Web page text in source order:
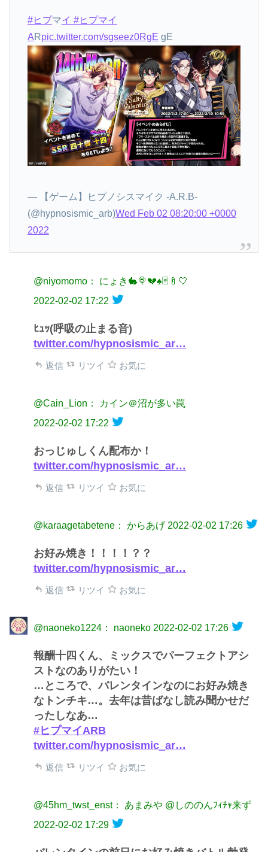
#ヒプマイ #ヒプマイ
ARpic.twitter.com/sgseez0RgE gE
— 【ゲーム】ヒプノシスマイク -A.R.B-
(@hypnosismic_arb)Wed Feb 02 08:20:00 +0000
2022
@niyomomo： にょき🐇🍭💔♠️🃏🍼🤍
2022-02-02 17:22
ﾋｭｯ(呼吸の止まる音)
twitter.com/hypnosismic_ar…
返信 リツイ お気に
@Cain_Lion： カイン＠沼が多い罠
2022-02-02 17:22
おっじゅしくん配布か！
twitter.com/hypnosismic_ar…
返信 リツイ お気に
@karaagetabetene： からあげ 2022-02-02 17:26
お好み焼き！！！！？？
twitter.com/hypnosismic_ar…
返信 リツイ お気に
@naoneko1224： naoneko 2022-02-02 17:26
報酬十四くん、ミックスでパーフェクトアシ
ストなのありがたい！
…ところで、バレンタインなのにお好み焼き
なトンチキ…。去年は昔ばなし読み聞かせだ
ったしなあ…
#ヒプマイARB
twitter.com/hypnosismic_ar…
返信 リツイ お気に
@45hm_twst_enst： あまみや @しののんﾌｨﾁｬ来ず
2022-02-02 17:29